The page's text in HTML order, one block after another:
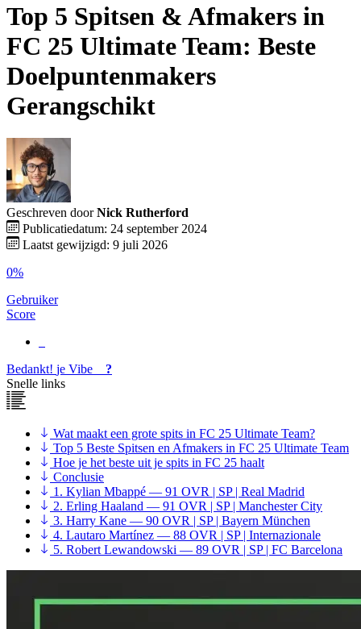
Top 5 Spitsen & Afmakers in
FC 25 Ultimate Team: Beste
Doelpuntenmakers
Gerangschikt
Geschreven door Nick Rutherford
Publicatiedatum: 24 september 2024
Laatst gewijzigd: 9 juli 2026
0%
Gebruiker
Score
Bedankt! je Vibe
?
Snelle links
Wat maakt een grote spits in FC 25 Ultimate Team?
Top 5 Beste Spitsen en Afmakers in FC 25 Ultimate Team
Hoe je het beste uit je spits in FC 25 haalt
Conclusie
1. Kylian Mbappé — 91 OVR | SP | Real Madrid
2. Erling Haaland — 91 OVR | SP | Manchester City
3. Harry Kane — 90 OVR | SP | Bayern München
4. Lautaro Martínez — 88 OVR | SP | Internazionale
5. Robert Lewandowski — 89 OVR | SP | FC Barcelona